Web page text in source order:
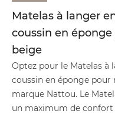
Matelas à langer
coussin en
beige
Optez pour le Matelas à
coussin en éponge pour
marque Nattou. Le
un maximum de confort